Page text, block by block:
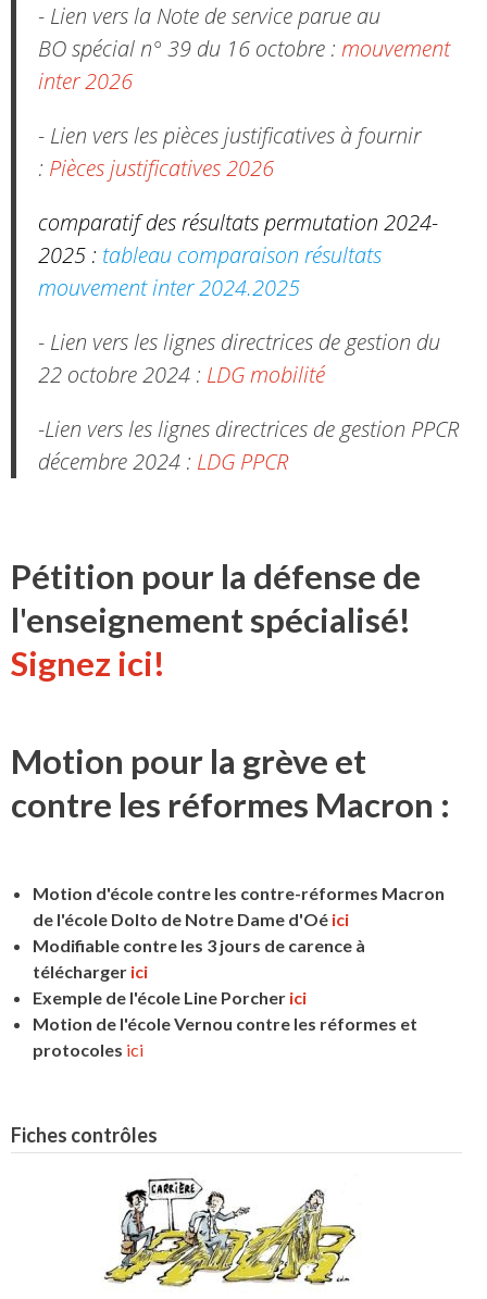
- Lien vers la Note de service parue au
BO spécial n° 39 du 16 octobre : mouvement
inter 2026
- Lien vers les pièces justificatives à fournir
: Pièces justificatives 2026
comparatif des résultats permutation 2024-
2025 : tableau comparaison résultats
mouvement inter 2024.2025
- Lien vers les lignes directrices de gestion du
22 octobre 2024 : LDG mobilité
-Lien vers les lignes directrices de gestion PPCR
décembre 2024 : LDG PPCR
Pétition pour la défense de
l'enseignement spécialisé!
Signez ici!
Motion pour la grève et
contre les réformes Macron :
Motion d'école contre les contre-réformes Macron
de l'école Dolto de Notre Dame d'Oé ici
Modifiable contre les 3 jours de carence à
télécharger ici
Exemple de l'école Line Porcher ici
Motion de l'école Vernou contre les réformes et
protocoles ici
Fiches contrôles